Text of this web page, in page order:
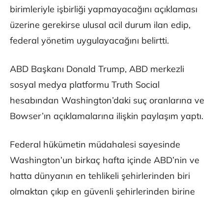
birimleriyle işbirliği yapmayacağını açıklaması
üzerine gerekirse ulusal acil durum ilan edip,
federal yönetim uygulayacağını belirtti.
ABD Başkanı Donald Trump, ABD merkezli
sosyal medya platformu Truth Social
hesabından Washington’daki suç oranlarına ve
Bowser’ın açıklamalarına ilişkin paylaşım yaptı.
Federal hükümetin müdahalesi sayesinde
Washington’un birkaç hafta içinde ABD’nin ve
hatta dünyanın en tehlikeli şehirlerinden biri
olmaktan çıkıp en güvenli şehirlerinden birine